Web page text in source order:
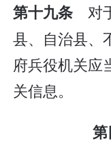
第十九条对
县、自治县、
府兵役机关应
关信息。